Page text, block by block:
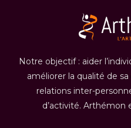
Notre objectif : aider
améliorer la qualité de
relations inter-
d’activité. Arthémon